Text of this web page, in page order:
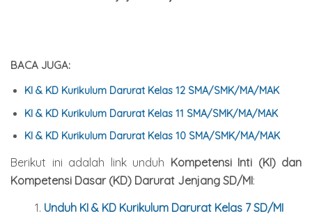
BACA JUGA:
KI & KD Kurikulum Darurat Kelas 12 SMA/SMK/MA/MAK
KI & KD Kurikulum Darurat Kelas 11 SMA/SMK/MA/MAK
KI & KD Kurikulum Darurat Kelas 10 SMA/SMK/MA/MAK
Berikut ini adalah link unduh Kompetensi Inti (KI) dan
Kompetensi Dasar (KD) Darurat Jenjang SD/MI:
Unduh KI & KD Kurikulum Darurat Kelas 7 SD/MI